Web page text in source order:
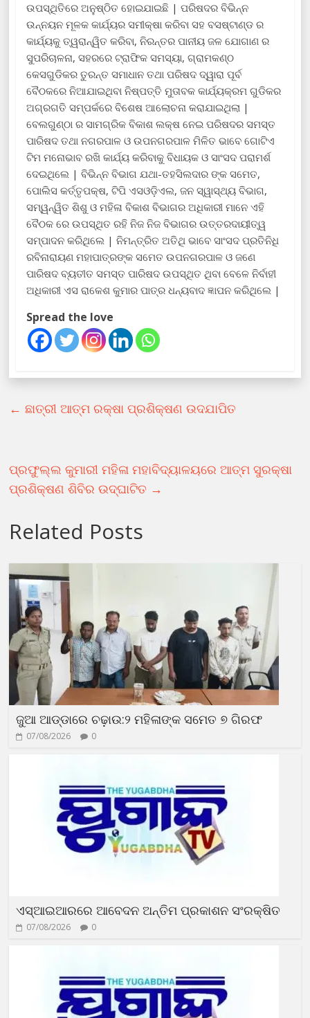
ଉପସ୍ଥିତିରେ ଅନୁଷ୍ଠିତ ହୋଇଯାଇଛି | ପରିଷଦର ବିଭିନ୍ନ
ଉନ୍ନୟନ ମୂଳକ କାର୍ଯ୍ୟର ସମୀକ୍ଷା କରିବା ସହ ବସଷ୍ଟାଣ୍ଡ ର
କାର୍ଯ୍ୟକୁ ତ୍ୱରାନ୍ୱିତ କରିବା, ନିରନ୍ତର ପାନୀୟ ଜଳ ଯୋଗାଣ ର
ସୁପରିଚାଳନା, ସହରରେ ଟ୍ରାଫିକ ସମସ୍ୟା, ଗ୍ରାମକଣ୍ଠ
କେସଗୁଡିକର ତୁରନ୍ତ ସମାଧାନ ତଥା ପରିଷଦ ଦ୍ୱାରା ପୂର୍ବ
ବୈଠକରେ ନିଆଯାଇଥିବା ନିଷ୍ପତ୍ତି ମୁତାବକ କାର୍ଯ୍ୟକ୍ରମ ଗୁଡିକର
ଅଗ୍ରଗତି ସମ୍ପର୍କରେ ବିଶେଷ ଆଲୋଚନା କରାଯାଇଥିଲା |
ବେଲଗୁଣ୍ଠା ର ସାମଗ୍ରିକ ବିକାଶ ଲକ୍ଷ ନେଇ ପରିଷଦର ସମସ୍ତ
ପାରିଷଦ ତଥା ନଗରପାଳ ଓ ଉପନଗରପାଳ ମିଳିତ ଭାବେ ଗୋଟିଏ
ଟିମ ମନୋଭାବ ରଖି କାର୍ଯ୍ୟ କରିବାକୁ ବିଧାୟକ ଓ ସାଂସଦ ପରାମର୍ଶ
ଦେଇଥିଲେ | ବିଭିନ୍ନ ବିଭାଗ ଯଥା-ତହସିଲଦାର ଙ୍କ ସମେତ,
ପୋଲିସ କର୍ତ୍ତୃପକ୍ଷ, ଟିପି ଏସଓଡ଼ିଏଲ, ଜନ ସ୍ୱାସ୍ଥ୍ୟ ବିଭାଗ,
ସମ୍ୱନ୍ୱିତ ଶିଶୁ ଓ ମହିଳା ବିକାଶ ବିଭାଗର ଅଧିକାରୀ ମାନେ ଏହି
ବୈଠକ ରେ ଉପସ୍ଥିତ ରହି ନିଜ ନିଜ ବିଭାଗର ଉତ୍ତରଦାୟୀତ୍ୱ
ସମ୍ପାଦନ କରିଥିଲେ | ନିମନ୍ତ୍ରିତ ଅତିଥି ଭାବେ ସାଂସଦ ପ୍ରତିନିଧି
ରବିନାରାୟଣ ମହାପାତ୍ରଙ୍କ ସମେତ ଉପନଗରପାଳ ଓ ଜଣେ
ପାରିଷଦ ବ୍ୟତୀତ ସମସ୍ତ ପାରିଷଦ ଉପସ୍ଥିତ ଥିବା ବେଳେ ନିର୍ବାହୀ
ଅଧିକାରୀ ଏସ ରାକେଶ କୁମାର ପାତ୍ର ଧନ୍ୟବାଦ ଜ୍ଞାପନ କରିଥିଲେ |
Spread the love
← ଛାତ୍ରୀ ଆତ୍ମ ରକ୍ଷା ପ୍ରଶିକ୍ଷଣ ଉଦଯାପିତ
ପ୍ରଫୁଲ୍ଲ କୁମାରୀ ମହିଳା ମହାବିଦ୍ୟାଳୟରେ ଆତ୍ମ ସୁରକ୍ଷା
ପ୍ରଶିକ୍ଷଣ ଶିବିର ଉଦ୍ଘାଟିତ →
Related Posts
ଜୁଆ ଆଡ୍ଡାରେ ଚଢ଼ାଉ:୨ ମହିଳାଙ୍କ ସମେତ ୭ ଗିରଫ
07/08/2026 0
ଏସ୍‌ଆଇଆରରେ ଆବେଦନ ଅନ୍ତିମ ପ୍ରକାଶନ ସଂରକ୍ଷିତ
07/08/2026 0